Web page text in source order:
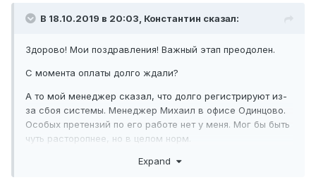
В 18.10.2019 в 20:03, Константин сказал:
Здорово! Мои поздравления! Важный этап преодолен.
С момента оплаты долго ждали?
А то мой менеджер сказал, что долго регистрируют из-
за сбоя системы. Менеджер Михаил в офисе Одинцово.
Особых претензий по его работе нет у меня. Мог бы быть
чуть расторопнее, но в целом норм.
Expand